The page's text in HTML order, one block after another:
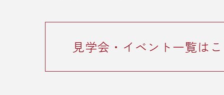
見学会・イベント一覧は